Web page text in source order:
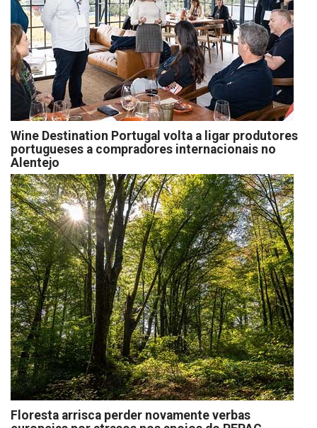
Wine Destination Portugal volta a ligar produtores
portugueses a compradores internacionais no
Alentejo
Floresta arrisca perder novamente verbas